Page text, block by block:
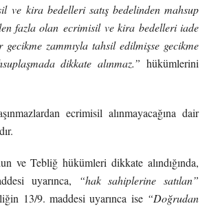
ve kira bedelleri satış bedelinden mahsup
fazla olan ecrimisil ve kira bedelleri iade
zammıyla tahsil edilmişse gecikme
dikkate alınmaz.” hükümlerini
ecrimisil alınmayacağına dair
ve Tebliğ hükümleri dikkate alındığında,
uyarınca,
“hak sahiplerine satılan”
13/9. maddesi uyarınca ise “Doğrudan